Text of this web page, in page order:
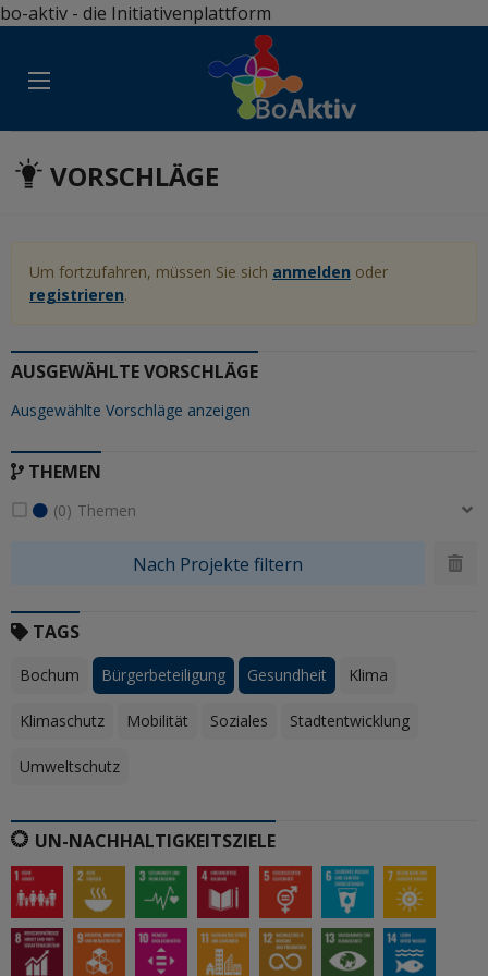
bo-aktiv - die Initiativenplattform
VORSCHLÄGE
Um fortzufahren, müssen Sie sich anmelden oder
registrieren.
AUSGEWÄHLTE VORSCHLÄGE
Ausgewählte Vorschläge anzeigen
THEMEN
(0) Themen
TAGS
Bochum Bürgerbeteiligung Gesundheit Klima
Klimaschutz Mobilität Soziales Stadtentwicklung
Umweltschutz
UN-NACHHALTIGKEITSZIELE